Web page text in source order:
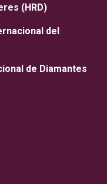
(HRD)
del
de Diamantes